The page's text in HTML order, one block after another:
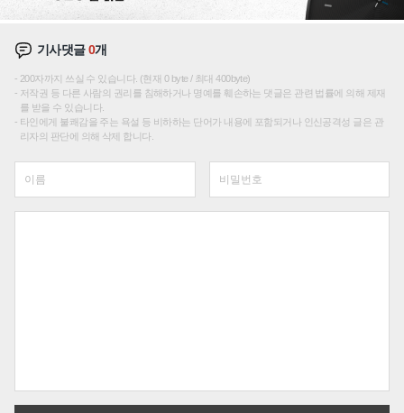
기사댓글0개
200자까지 쓰실 수 있습니다. (현재 0 byte / 최대 400byte)
저작권 등 다른 사람의 권리를 침해하거나 명예를 훼손하는 댓글은 관련 법률에 의해 제재
를 받을 수 있습니다.
타인에게 불쾌감을 주는 욕설 등 비하하는 단어가 내용에 포함되거나 인신공격성 글은 관
리자의 판단에 의해 삭제 합니다.